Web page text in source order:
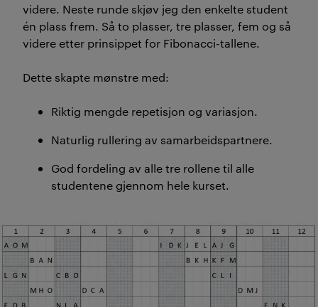
videre. Neste runde skjøv jeg den enkelte student
én plass frem. Så to plasser, tre plasser, fem og så
videre etter prinsippet for Fibonacci-tallene.
Dette skapte mønstre med:
Riktig mengde repetisjon og variasjon.
Naturlig rullering av samarbeidspartnere.
God fordeling av alle tre rollene til alle
studentene gjennom hele kurset.